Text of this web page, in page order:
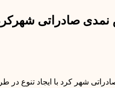
صادراتی
شهر کرد با ایجاد تنوع در